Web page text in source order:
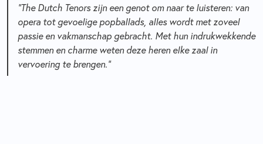
“The Dutch Tenors zijn een genot om naar te luisteren: van
opera tot gevoelige popballads, alles wordt met zoveel
passie en vakmanschap gebracht. Met hun indrukwekkende
stemmen en charme weten deze heren elke zaal in
vervoering te brengen.”